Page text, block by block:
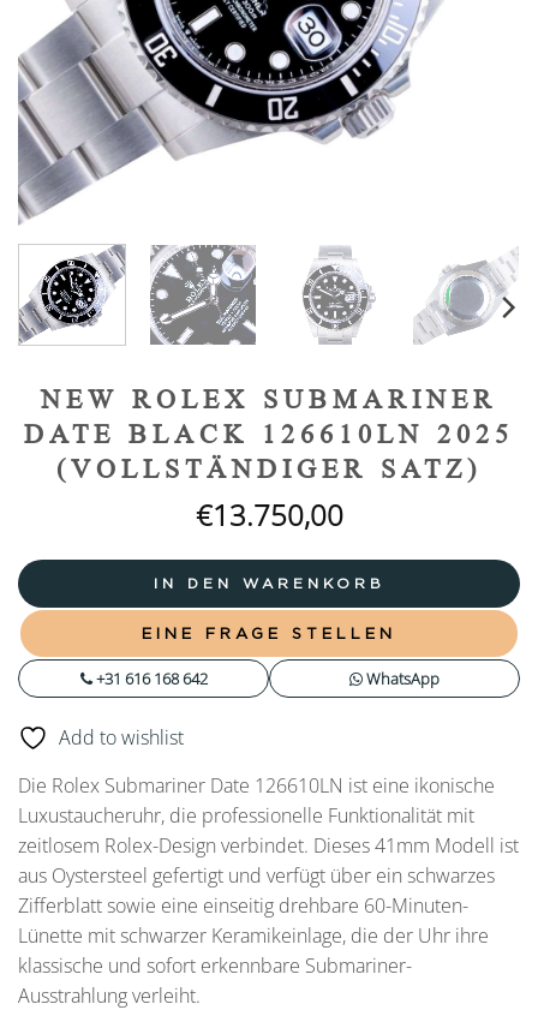
NEW ROLEX SUBMARINER
DATE BLACK 126610LN 2025
(VOLLSTÄNDIGER SATZ)
€13.750,00
IN DEN WARENKORB
EINE FRAGE STELLEN
+31 616 168 642 WhatsApp
Add to wishlist
Die Rolex Submariner Date 126610LN ist eine ikonische
Luxustaucheruhr, die professionelle Funktionalität mit
zeitlosem Rolex-Design verbindet. Dieses 41mm Modell ist
aus Oystersteel gefertigt und verfügt über ein schwarzes
Zifferblatt sowie eine einseitig drehbare 60-Minuten-
Lünette mit schwarzer Keramikeinlage, die der Uhr ihre
klassische und sofort erkennbare Submariner-
Ausstrahlung verleiht.